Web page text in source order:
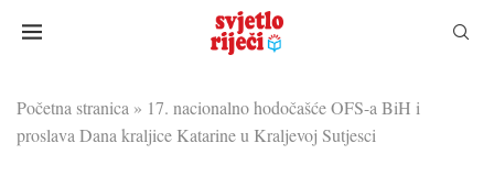
Početna stranica » 17. nacionalno hodočašće OFS-a BiH i
proslava Dana kraljice Katarine u Kraljevoj Sutjesci